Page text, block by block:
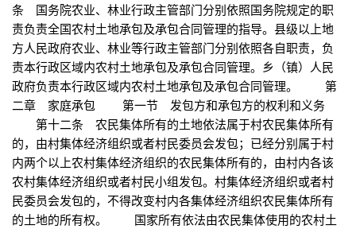
条 国务院农业、林业行政主管部门分别依照国务院规定的职
责负责全国农村土地承包及承包合同管理的指导。县级以上地
方人民政府农业、林业等行政主管部门分别依照各自职责，负
责本行政区域内农村土地承包及承包合同管理。乡（镇）人民
政府负责本行政区域内农村土地承包及承包合同管理。 第
二章 家庭承包 第一节 发包方和承包方的权利和义务
第十二条 农民集体所有的土地依法属于村农民集体所有
的，由村集体经济组织或者村民委员会发包；已经分别属于村
内两个以上农村集体经济组织的农民集体所有的，由村内各该
农村集体经济组织或者村民小组发包。村集体经济组织或者村
民委员会发包的，不得改变村内各集体经济组织农民集体所有
的土地的所有权。 国家所有依法由农民集体使用的农村土